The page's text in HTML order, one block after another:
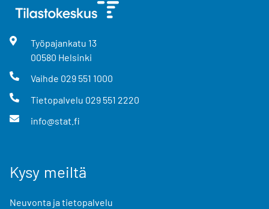
Työpajankatu 13
00580 Helsinki
Vaihde 029 551 1000
Tietopalvelu 029 551 2220
info@stat.fi
Kysy meiltä
Neuvonta ja tietopalvelu